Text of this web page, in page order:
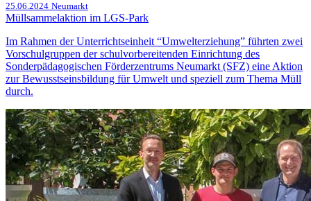
25.06.2024 Neumarkt
Müllsammelaktion im LGS-Park
Im Rahmen der Unterrichtseinheit “Umwelterziehung” führten zwei
Vorschulgruppen der schulvorbereitenden Einrichtung des
Sonderpädagogischen Förderzentrums Neumarkt (SFZ) eine Aktion
zur Bewusstseinsbildung für Umwelt und speziell zum Thema Müll
durch.